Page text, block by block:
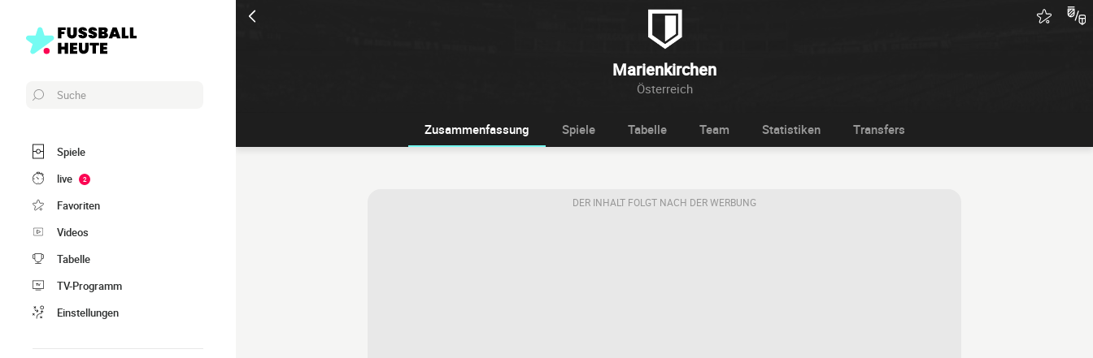
Marienkirchen
Österreich
Suche
Spiele
live
2
Favoriten
Videos
Tabelle
TV-Programm
Einstellungen
Zusammenfassung Spiele Tabelle Team Statistiken Transfers
DER INHALT FOLGT NACH DER WERBUNG